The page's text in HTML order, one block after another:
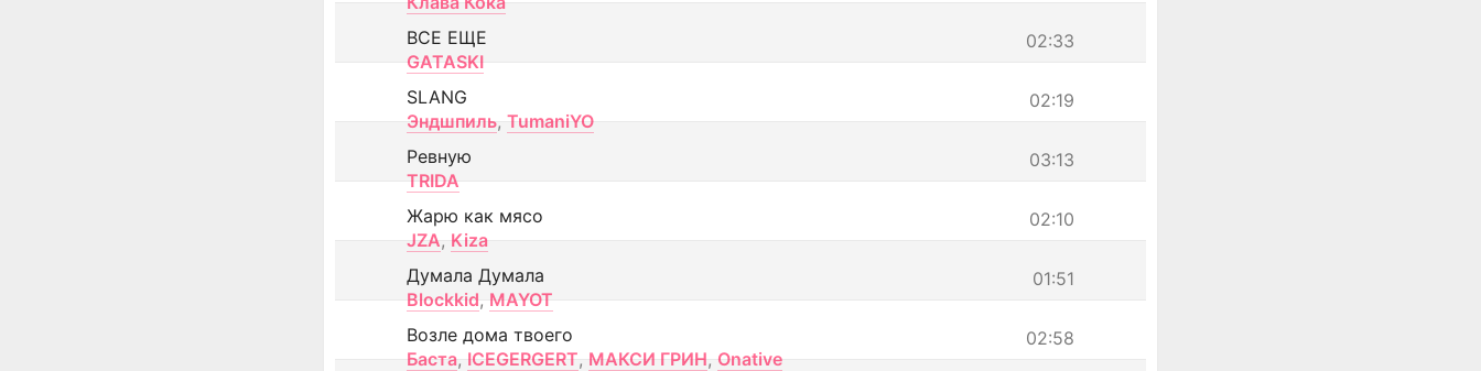
02:33
ВСЕ ЕЩЕ
GATASKI
02:19
SLANG
Эндшпиль, TumaniYO
03:13
Ревную
TRIDA
02:10
Жарю как мясо
JZA, Kiza
01:51
Думала Думала
Blockkid, MAYOT
02:58
Возле дома твоего
Баста, ICEGERGERT, МАКСИ ГРИН, Onative